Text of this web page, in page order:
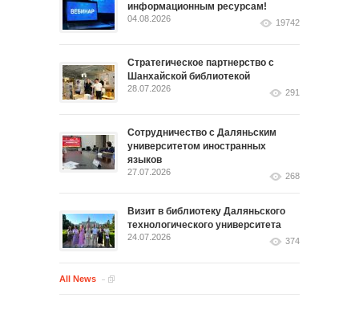
информационным ресурсам!
04.08.2026 19742
Стратегическое партнерство с
Шанхайской библиотекой
28.07.2026 291
Сотрудничество с Даляньским
университетом иностранных
языков
27.07.2026 268
Визит в библиотеку Даляньского
технологического университета
24.07.2026 374
All News